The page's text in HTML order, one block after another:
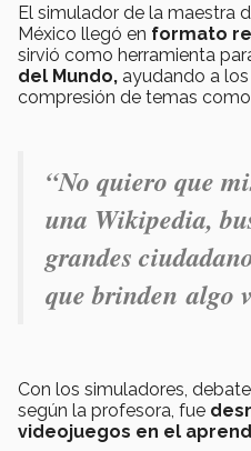
El simulador de la maestra
México llegó en formato
sirvió como herramienta
del Mundo, ayudando a
compresión de temas
“No quiero que
una Wikipedia,
grandes
que brinden algo
Con los simuladores,
según la profesora, fue
videojuegos en el